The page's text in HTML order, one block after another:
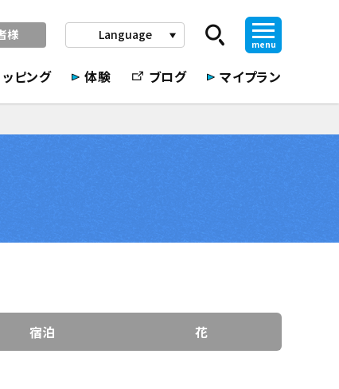
様 Language play_arrow
menu
ピング 体験 ブログ マイプラン
宿泊 花